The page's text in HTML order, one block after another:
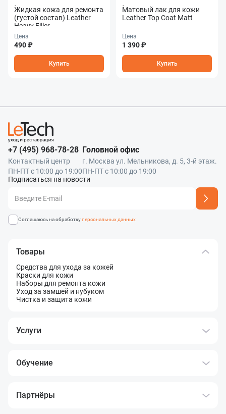
Жидкая кожа для ремонта
(густой состав) Leather
Heavy Filler
Цена
490 ₽
Купить
Матовый лак для кожи
Leather Top Coat Matt
Цена
1 390 ₽
Купить
+7 (495) 968-78-28
Контактный центр
ПН-ПТ с 10:00 до 19:00
Головной офис
г. Москва ул. Мельникова, д. 5, 3-й этаж.
ПН-ПТ с 10:00 до 19:00
Подписаться на новости
Адрес подписки успешно добавлен
Соглашаюсь на обработкуперсональных данных
Товары
Средства для ухода за кожей
Краски для кожи
Наборы для ремонта кожи
Уход за замшей и нубуком
Чистка и защита кожи
Услуги
Обучение
Партнёры